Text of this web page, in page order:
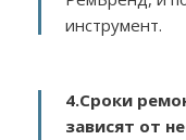
инструмент.
4.Сроки
зависят от